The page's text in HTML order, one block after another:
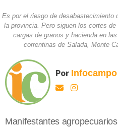
Es por el riesgo de desabastecimiento
la provincia. Pero siguen los cortes
cargas de granos y hacienda en
correntinas de Salada, Monte
Por Infocampo
Manifestantes